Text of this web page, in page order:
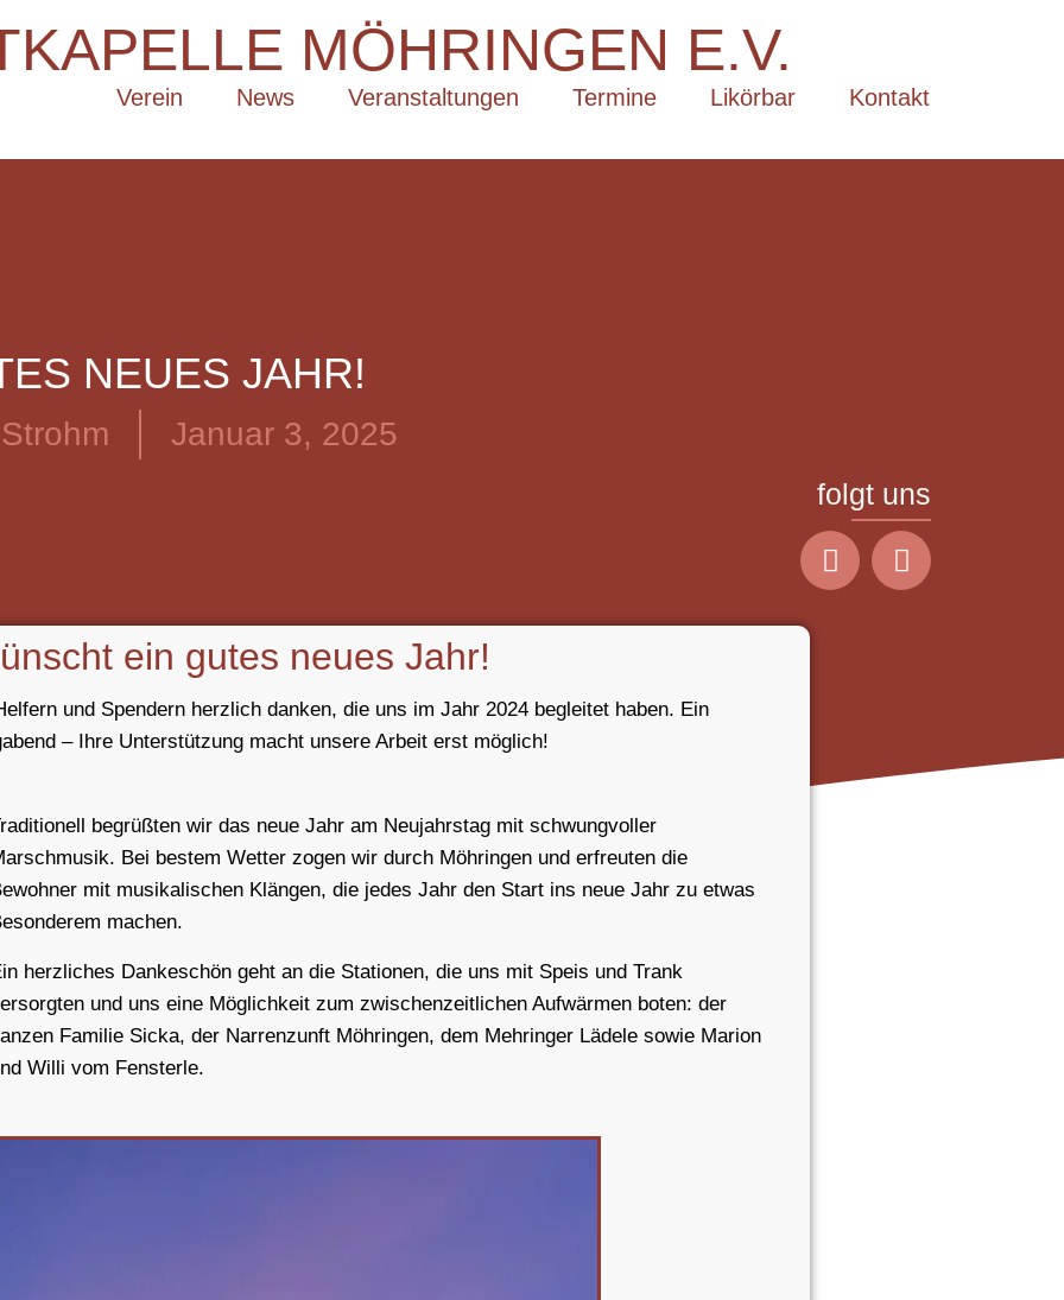
MÖHRINGEN E.V.
Verein News Veranstaltungen Termine Likörbar Kontakt
NEUES JAHR!
Januar 3, 2025
folgt uns
ein gutes neues Jahr!
und Spendern herzlich danken, die uns im Jahr 2024 begleitet haben. Ein
– Ihre Unterstützung macht unsere Arbeit erst möglich!
begrüßten wir das neue Jahr am Neujahrstag mit schwungvoller
Bei bestem Wetter zogen wir durch Möhringen und erfreuten die
mit musikalischen Klängen, die jedes Jahr den Start ins neue Jahr zu etwas
machen.
herzliches Dankeschön geht an die Stationen, die uns mit Speis und Trank
und uns eine Möglichkeit zum zwischenzeitlichen Aufwärmen boten: der
Familie Sicka, der Narrenzunft Möhringen, dem Mehringer Lädele sowie Marion
Willi vom Fensterle.